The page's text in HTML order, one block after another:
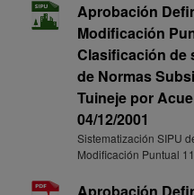
Aprobación
Modificación
Clasificación de
de Normas
Tuineje por
04/12/2001
Sistematización SIPU
Modificación Puntual